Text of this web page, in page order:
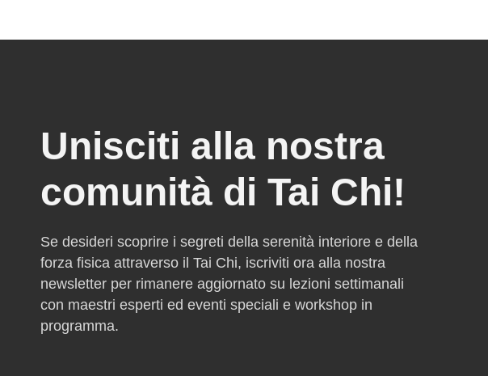
Unisciti alla nostra
comunità di Tai Chi!
Se desideri scoprire i segreti della serenità interiore e della
forza fisica attraverso il Tai Chi, iscriviti ora alla nostra
newsletter per rimanere aggiornato su lezioni settimanali
con maestri esperti ed eventi speciali e workshop in
programma.